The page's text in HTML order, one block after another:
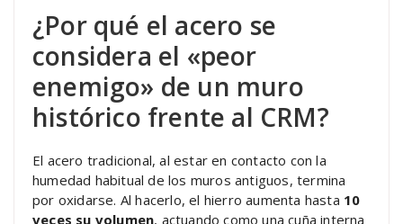
n
s
a
e
¿Por qué el acero se
considera el «peor
enemigo» de un muro
histórico frente al CRM?
El acero tradicional, al estar en contacto con la
humedad habitual de los muros antiguos, termina
por oxidarse. Al hacerlo, el hierro aumenta hasta 10
veces su volumen, actuando como una cuña interna